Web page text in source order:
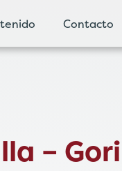
Contacto
–